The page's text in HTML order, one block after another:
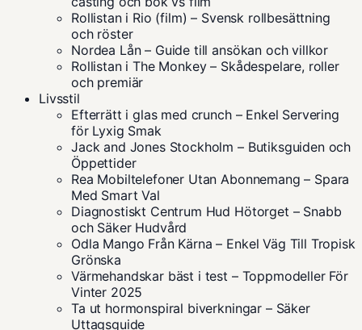
Rollistan i Rio (film) – Svensk rollbesättning
och röster
Nordea Lån – Guide till ansökan och villkor
Rollistan i The Monkey – Skådespelare, roller
och premiär
Livsstil
Efterrätt i glas med crunch – Enkel Servering
för Lyxig Smak
Jack and Jones Stockholm – Butiksguiden och
Öppettider
Rea Mobiltelefoner Utan Abonnemang – Spara
Med Smart Val
Diagnostiskt Centrum Hud Hötorget – Snabb
och Säker Hudvård
Odla Mango Från Kärna – Enkel Väg Till Tropisk
Grönska
Värmehandskar bäst i test – Toppmodeller För
Vinter 2025
Ta ut hormonspiral biverkningar – Säker
Uttagsguide